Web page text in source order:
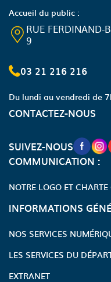
Accueil du public :
RUE FERDINAND-
9
03 21 216 216
Du lundi au vendredi de
CONTACTEZ-NOUS
SUIVEZ-NOUS
COMMUNICATION :
NOTRE LOGO ET
INFORMATIONS
NOS SERVICES
LES SERVICES DU
EXTRANET